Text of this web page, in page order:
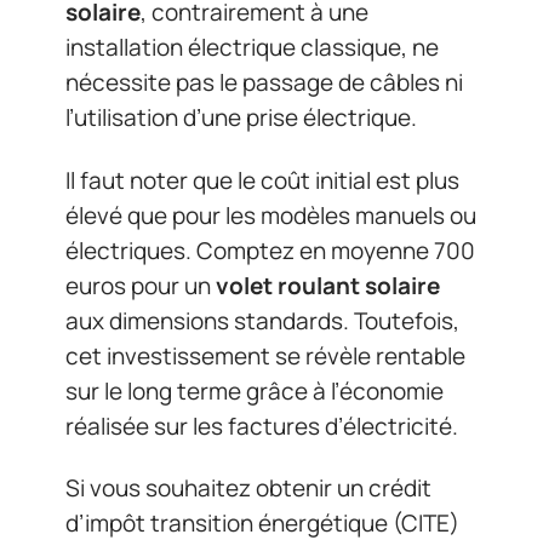
solaire, contrairement à une
installation électrique classique, ne
nécessite pas le passage de câbles ni
l’utilisation d’une prise électrique.
Il faut noter que le coût initial est plus
élevé que pour les modèles manuels ou
électriques. Comptez en moyenne 700
euros pour unvolet roulant solaire
aux dimensions standards. Toutefois,
cet investissement se révèle rentable
sur le long terme grâce à l’économie
réalisée sur les factures d’électricité.
Si vous souhaitez obtenir un crédit
d’impôt transition énergétique (CITE)